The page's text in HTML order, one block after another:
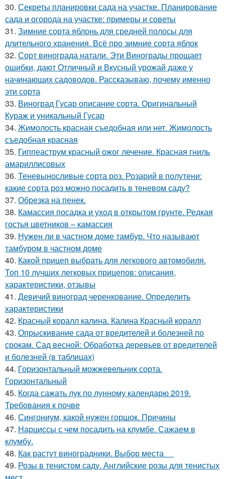
30. Секреты планировки сада на участке. Планирование
сада и огорода на участке: примеры и советы
31. Зимние сорта яблонь для средней полосы для
длительного хранения. Всё про зимние сорта яблок
32. Сорт винограда натали. Эти Винограды прощает
ошибки, дают Отличный и Вкусный урожай даже у
начинающих садоводов. Рассказываю, почему именно
эти сорта
33. Виноград Гусар описание сорта. Оригинальный
Кураж и уникальный Гусар
34. Жимолость красная съедобная или нет. Жимолость
съедобная красная
35. Гиппеаструм красный ожог лечение. Красная гниль
амариллисовых
36. Теневыносливые сорта роз. Розарий в полутени:
какие сорта роз можно посадить в теневом саду?
37. Обрезка на пенек.
38. Камассия посадка и уход в открытом грунте. Редкая
гостья цветников – камассия
39. Нужен ли в частном доме тамбур. Что называют
тамбуром в частном доме
40. Какой прицеп выбрать для легкового автомобиля.
Топ 10 лучших легковых прицепов: описания,
характеристики, отзывы
41. Девичий виноград черенкование. Определить
характеристики
42. Красный коралл калина. Калина Красный коралл
43. Опрыскивание сада от вредителей и болезней по
срокам. Сад весной: Обработка деревьев от вредителей
и болезней (в таблицах)
44. Горизонтальный можжевельник сорта.
Горизонтальный
45. Когда сажать лук по лунному календарю 2019.
Требования к почве
46. Сингониум, какой нужен горшок. Причины
47. Нарциссы с чем посадить на клумбе. Сажаем в
клумбу.
48. Как растут виноградники. Выбор места
49. Розы в тенистом саду. Английские розы для тенистых